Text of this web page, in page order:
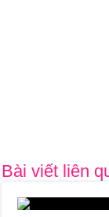
Bài viết liên